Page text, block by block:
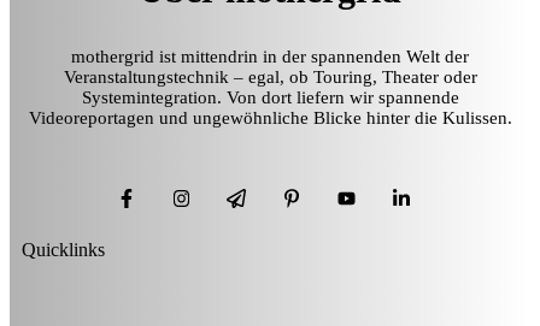
mothergrid ist mittendrin in der spannenden Welt der
Veranstaltungstechnik – egal, ob Touring, Theater oder
Systemintegration. Von dort liefern wir spannende
Videoreportagen und ungewöhnliche Blicke hinter die Kulissen.
Quicklinks